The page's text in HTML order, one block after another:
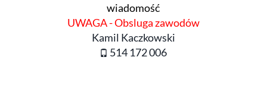
wiadomość
UWAGA - Obsluga zawodów
Kamil Kaczkowski
514 172 006